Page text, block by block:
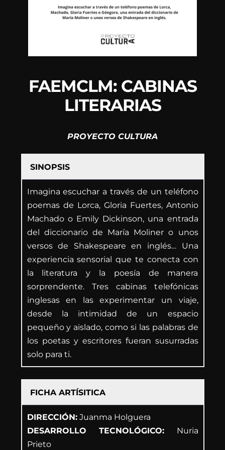
FAEMCLM: CABINAS
LITERARIAS
PROYECTO CULTURA
SINOPSIS
Imagina escuchar a través de un teléfono
poemas de Lorca, Gloria Fuertes, Antonio
Machado o Emily Dickinson, una entrada
del diccionario de María Moliner o unos
versos de Shakespeare en inglés… Una
experiencia sensorial que te conecta con
la literatura y la poesía de manera
sorprendente. Tres cabinas telefónicas
inglesas en las experimentar un viaje,
desde la intimidad de un espacio
pequeño y aislado, como si las palabras de
los poetas y escritores fueran susurradas
solo para ti.
FICHA ARTÍSITICA
DIRECCIÓN:Juanma Holguera
DESARROLLO TECNOLÓGICO: Nuria
Prieto